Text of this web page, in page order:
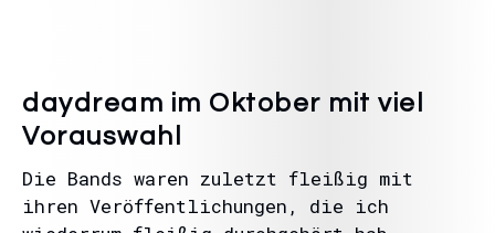
daydream im Oktober mit viel
Vorauswahl
Die Bands waren zuletzt fleißig mit
ihren Veröffentlichungen, die ich